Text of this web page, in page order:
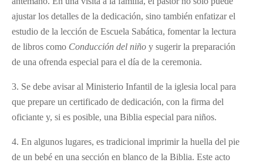
ajustar los detalles de la dedicación, sino también enfatizar el
estudio de la lección de Escuela Sabática, fomentar la lectura
de libros como Conducción del niño y sugerir la preparación
de una ofrenda especial para el día de la ceremonia.
3. Se debe avisar al Ministerio Infantil de la iglesia local para
que prepare un certificado de dedicación, con la firma del
oficiante y, si es posible, una Biblia especial para niños.
4. En algunos lugares, es tradicional imprimir la huella del pie
de un bebé en una sección en blanco de la Biblia. Este acto